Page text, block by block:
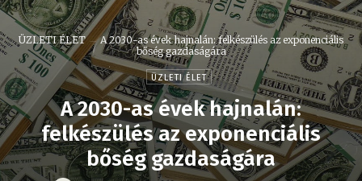
ÜZLETI ÉLET
A 2030-as évek hajnalán: felkészülés az exponenciális
bőség gazdaságára
ÜZLETI ÉLET
A 2030-as évek hajnalán:
felkészülés az exponenciális
bőség gazdaságára